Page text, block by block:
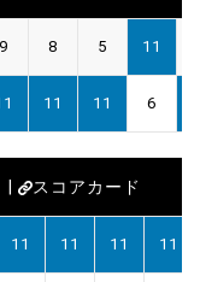
9 8 5 11
11 11 6
| スコアカード
11 11 11 11